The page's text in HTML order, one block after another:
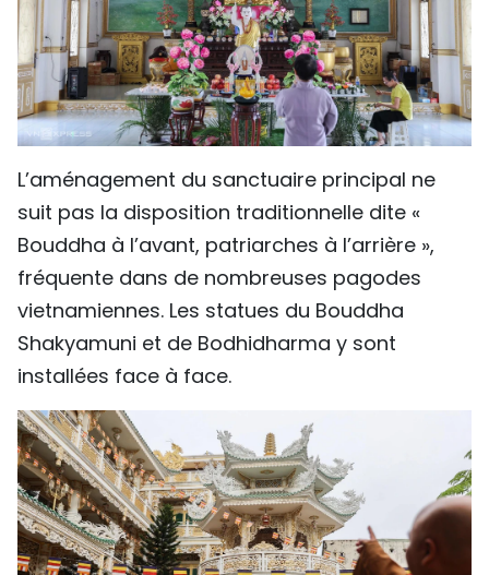
L’aménagement du sanctuaire principal ne
suit pas la disposition traditionnelle dite «
Bouddha à l’avant, patriarches à l’arrière »,
fréquente dans de nombreuses pagodes
vietnamiennes. Les statues du Bouddha
Shakyamuni et de Bodhidharma y sont
installées face à face.